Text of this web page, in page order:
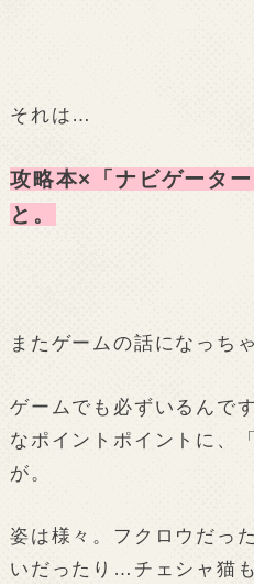
それは…
攻略本×「ナビゲータ
と。
またゲームの話になっち
ゲームでも必ずいるんで
なポイントポイントに、
が。
姿は様々。フクロウだっ
いだったり…チェシャ猫